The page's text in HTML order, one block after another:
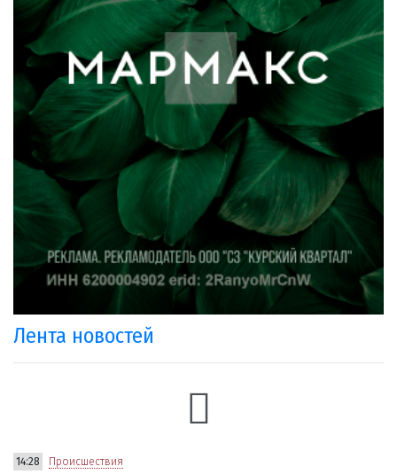
Лента новостей
14:28 Происшествия